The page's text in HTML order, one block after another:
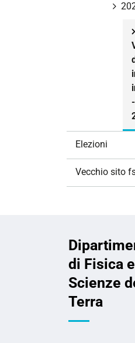
Elezioni
Vecchio sito
di Fisica e
Scienze
Terra